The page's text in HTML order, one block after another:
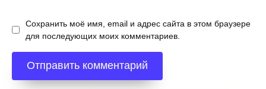
Сохранить моё имя, email и адрес сайта в этом браузере
для последующих моих комментариев.